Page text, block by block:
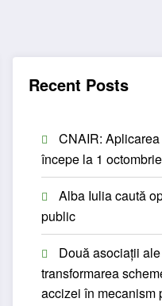
Recent Posts
CNAIR:
începe la 1
Alba Iulia caută
public
Două asociații
transformarea
accizei în mecanism